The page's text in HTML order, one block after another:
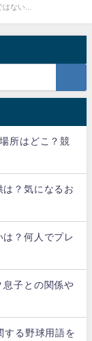
ない...
所はどこ？競
は？気になるお
は？何人でプレ
息子との関係や
する野球用語を